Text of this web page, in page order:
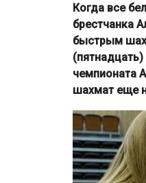
Когда все
брестчанка
быстрым
чемпионата
шахмат еще